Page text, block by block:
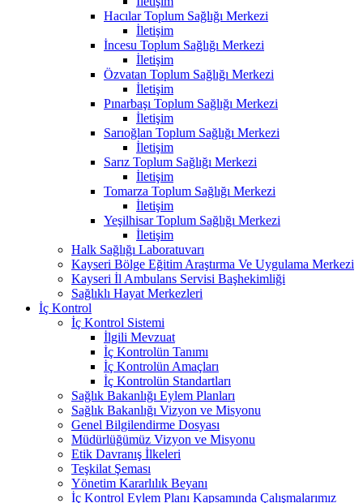
Hacılar Toplum Sağlığı Merkezi
İletişim
İncesu Toplum Sağlığı Merkezi
İletişim
Özvatan Toplum Sağlığı Merkezi
İletişim
Pınarbaşı Toplum Sağlığı Merkezi
İletişim
Sarıoğlan Toplum Sağlığı Merkezi
İletişim
Sarız Toplum Sağlığı Merkezi
İletişim
Tomarza Toplum Sağlığı Merkezi
İletişim
Yeşilhisar Toplum Sağlığı Merkezi
İletişim
Halk Sağlığı Laboratuvarı
Kayseri Bölge Eğitim Araştırma Ve Uygulama Merkezi
Kayseri İl Ambulans Servisi Başhekimliği
Sağlıklı Hayat Merkezleri
İç Kontrol
İç Kontrol Sistemi
İlgili Mevzuat
İç Kontrolün Tanımı
İç Kontrolün Amaçları
İç Kontrolün Standartları
Sağlık Bakanlığı Eylem Planları
Sağlık Bakanlığı Vizyon ve Misyonu
Genel Bilgilendirme Dosyası
Müdürlüğümüz Vizyon ve Misyonu
Etik Davranış İlkeleri
Teşkilat Şeması
Yönetim Kararlılık Beyanı
İç Kontrol Eylem Planı Kapsamında Çalışmalarımız